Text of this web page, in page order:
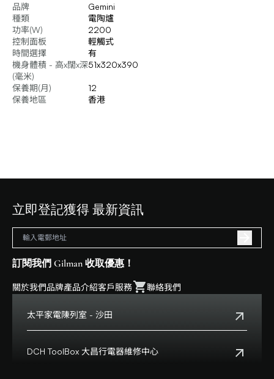
品牌
Gemini
種類
電陶爐
功率(W)
2200
控制面板
輕觸式
時間選擇
有
機身體積 - 高x闊x深
(毫米)
51x320x390
保養期(月)
12
保養地區
香港
立即登記獲得 最新資訊
訂閱我們 Gilman 收取優惠！
關於我們品牌產品介紹客戶服務 聯絡我們
太平家電陳列室 - 沙田
地址:
沙田鄉事會路138號HomeSquare 357-358舖
DCH ToolBox 大昌行電器維修中心